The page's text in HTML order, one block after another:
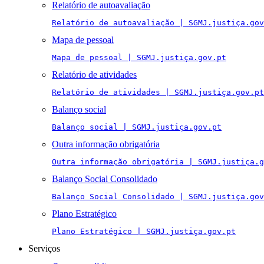
Relatório de autoavaliação
Relatório de autoavaliação |
Mapa de pessoal
Mapa de pessoal | SGMJ.justiça.gov.pt
Relatório de atividades
Relatório de atividades | SGMJ.justiça.gov.pt
Balanço social
Balanço social | SGMJ.justiça.gov.pt
Outra informação obrigatória
Outra informação obrigatória |
Balanço Social Consolidado
Balanço Social Consolidado |
Plano Estratégico
Plano Estratégico | SGMJ.justiça.gov.pt
Serviços